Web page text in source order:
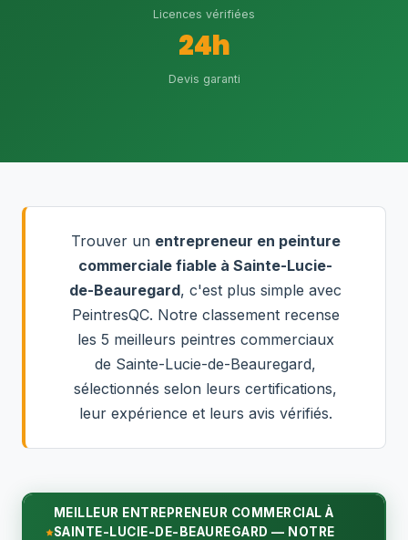
Licences vérifiées
24h
Devis garanti
Trouver un entrepreneur en peinture
commerciale fiable à Sainte-Lucie-
de-Beauregard, c'est plus simple avec
PeintresQC. Notre classement recense
les 5 meilleurs peintres commerciaux
de Sainte-Lucie-de-Beauregard,
sélectionnés selon leurs certifications,
leur expérience et leurs avis vérifiés.
MEILLEUR ENTREPRENEUR COMMERCIAL À
SAINTE-LUCIE-DE-BEAUREGARD — NOTRE